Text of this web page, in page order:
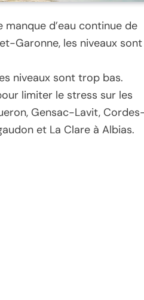
d’eau continue de
Garonne, les niveaux sont
niveaux sont trop bas.
limiter le stress sur les
Gensac-Lavit,
et La Clare à Albias.